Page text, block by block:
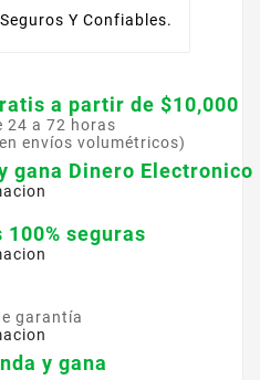
Y Confiables.
a partir de $10,000
24 a 72 horas
envíos volumétricos)
gana Dinero Electronico
100% seguras
garantía
y gana